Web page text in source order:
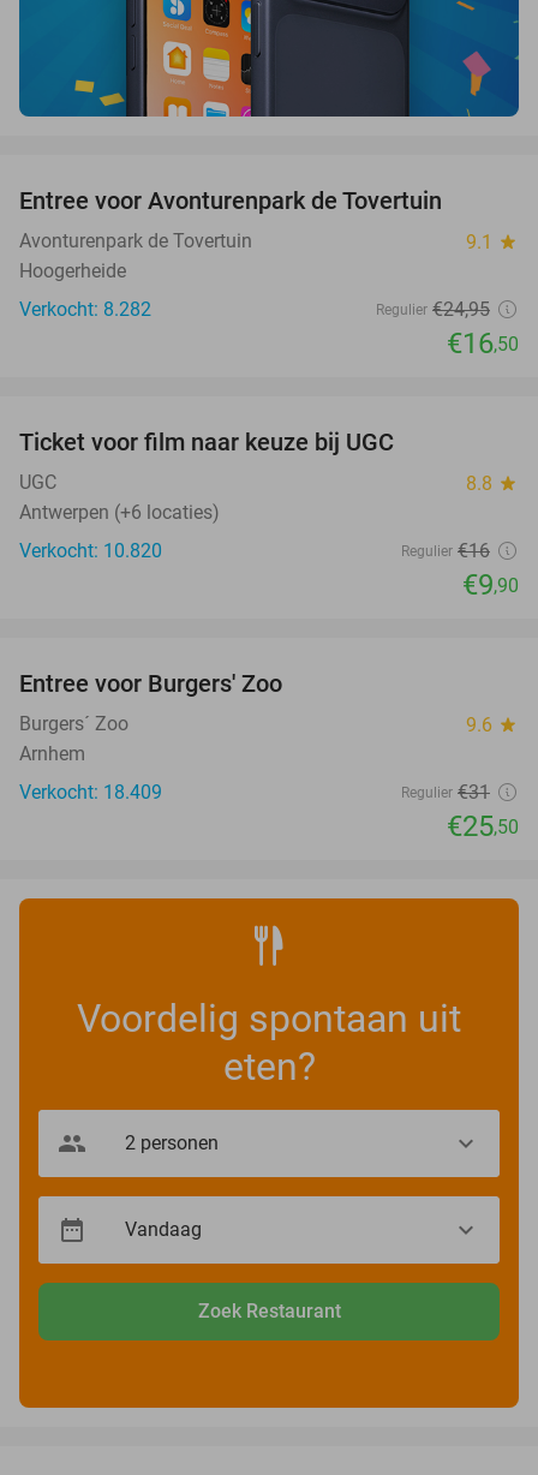
Entree voor Avonturenpark de Tovertuin
Avonturenpark de Tovertuin 9.1 star
Hoogerheide
Verkocht: 8.282
Regulier €24,95
€16,50
Ticket voor film naar keuze bij UGC
UGC 8.8 star
Antwerpen (+6 locaties)
Verkocht: 10.820
Regulier €16
€9,90
Entree voor Burgers' Zoo
Burgers´ Zoo 9.6 star
Arnhem
Verkocht: 18.409
Regulier €31
€25,50
Voordelig spontaan uit
eten?
Zoek Restaurant